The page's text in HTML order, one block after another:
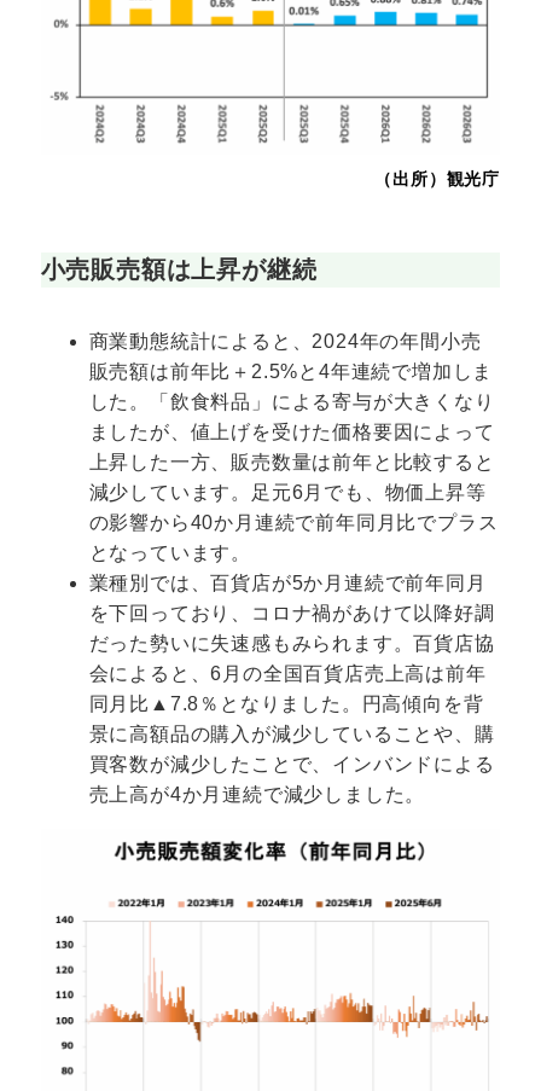
（出所）観光庁
小売販売額は上昇が継続
商業動態統計によると、2024年の年間小売
販売額は前年比＋2.5%と4年連続で増加しま
した。「飲食料品」による寄与が大きくなり
ましたが、値上げを受けた価格要因によって
上昇した一方、販売数量は前年と比較すると
減少しています。足元6月でも、物価上昇等
の影響から40か月連続で前年同月比でプラス
となっています。
業種別では、百貨店が5か月連続で前年同月
を下回っており、コロナ禍があけて以降好調
だった勢いに失速感もみられます。百貨店協
会によると、6月の全国百貨店売上高は前年
同月比▲7.8％となりました。円高傾向を背
景に高額品の購入が減少していることや、購
買客数が減少したことで、インバンドによる
売上高が4か月連続で減少しました。